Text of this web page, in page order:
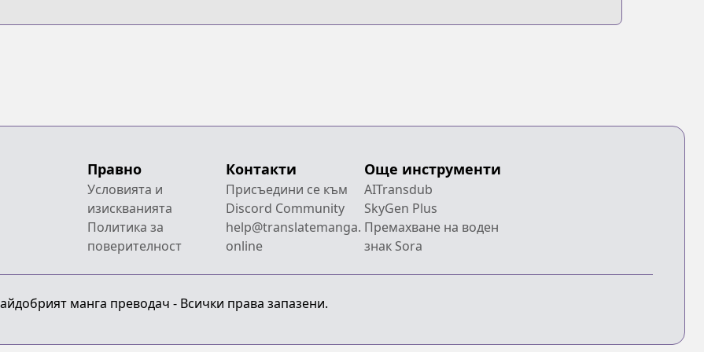
Правно
Условията и
изискванията
Политика за
поверителност
Контакти
Присъедини се към
Discord Community
help@translatemanga.
online
Още инструменти
AITransdub
SkyGen Plus
Премахване на воден
знак Sora
манга преводач - Всички права запазени.